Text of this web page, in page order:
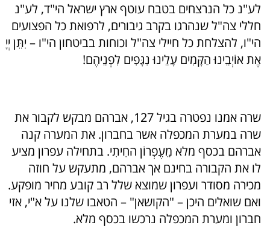
לע"נ כל הנרצחים בטבח עוטף ארץ ישראל הי"ד, לע"נ
חללי צה"ל שנהרגו בקרב גיבורים, לרפואת כל הפצועים
הי"ו, להצלחת כל חיילי צה"ל וכוחות בביטחון הי"ו – יִתֵּן יְיָ
אֶת אוֹיְבֵינוּ הַקָּמִים עָלֵינוּ נִגָּפִים לִפְנֵיהֶם!
שרה אמנו נפטרה בגיל 127, אברהם מבקש לקבור את
שרה במערת המכפלה אשר בחברון. את המערה קנה
אברהם בכסף מלא מֵעֶפְרוֹן החִיתִי. בתחילה עפרון מציע
לו את הקבורה בחינם אך אברהם, מתעקש על חוזה
מכירה מסודר ועפרון שמוצא שלל רב קובע מחיר מופקע.
ואם שואלים היכן – "הקושאן" – הטאבו שלנו על א"י, אזי
חברון ומערת המכפלה נרכשו בכסף מלא.